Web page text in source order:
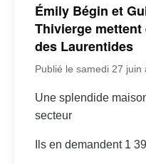
Émily Bégin et
Thivierge
des Laurentides
Publié le samedi 27 juin
Une splendide
secteur
Ils en demandent 1